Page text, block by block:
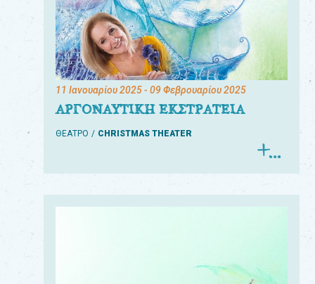
11 Ιανουαρίου 2025- 09 Φεβρουαρίου 2025
ΑΡΓΟΝΑΥΤΙΚΗ ΕΚΣΤΡΑΤΕΙΑ
ΘΕΑΤΡΟ CHRISTMAS THEATER